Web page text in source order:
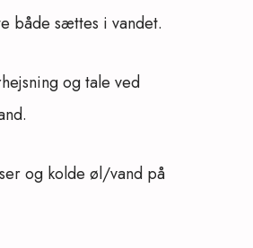
både sættes i vandet.
og tale ved
og kolde øl/vand på